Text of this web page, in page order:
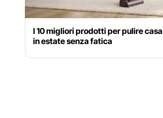
I 10 migliori prodotti per pulire casa
in estate senza fatica